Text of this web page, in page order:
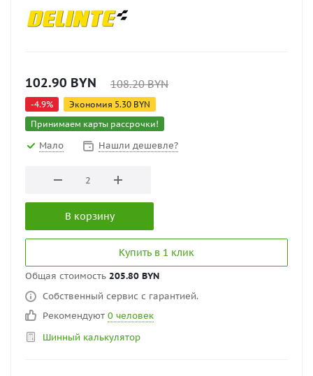
102.90 BYN 108.20BYN
-4.9% Экономия 5.30 BYN
Принимаем карты рассрочки!
Мало Нашли дешевле?
В корзину
Купить в 1 клик
Общая стоимость 205.80 BYN
Собственный сервис с гарантией.
Рекомендуют 0 человек
Шинный калькулятор